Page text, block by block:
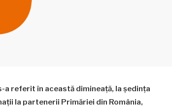
a referit în această dimineață, la ședința
la partenerii Primăriei din România,